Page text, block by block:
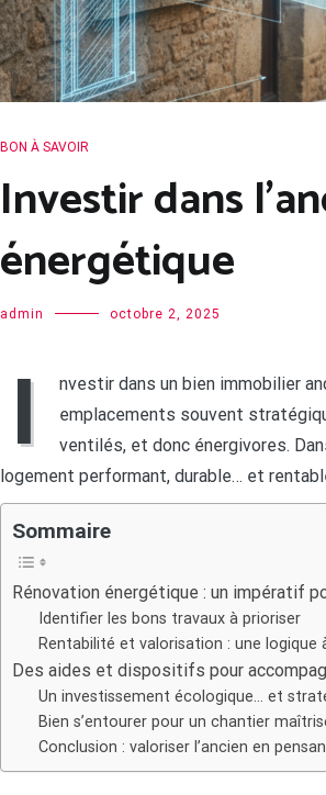
BON À SAVOIR
Investir dans
énergétique
admin octobre 2, 2025
I
nvestir dans un bien immobilier
emplacements souvent
ventilés, et donc énergivores.
logement performant, durable… et
Sommaire
Rénovation énergétique : un impératif
Identifier les bons travaux à prioriser
Rentabilité et valorisation : une logique
Des aides et dispositifs pour
Un investissement écologique… et
Bien s’entourer pour un chantier
Conclusion : valoriser l’ancien en